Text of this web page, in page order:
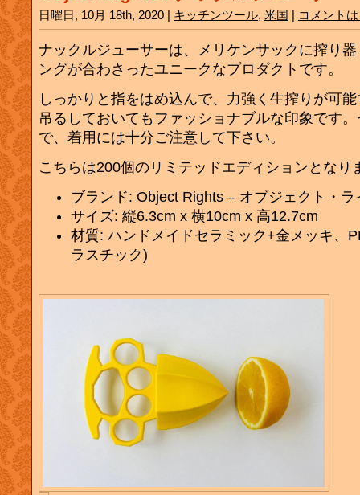
日曜日, 10月 18th, 2020 | キッチンツール, 米国 | コメント
ナックルジューサーは、メリケンサックに搾り
ングが合わさったユニークなプロダクトです。
しっかりと指をはめ込んで、力強く生搾りが可
吊るしておいてもファッショナブルな印象です
で、着用には十分ご注意して下さい。
こちらは200個のリミテッドエディションとなり
ブランド: Object Rights – オブジェクト・
サイズ: 縦6.3cm x 横10cm x 高12.7cm
材質: ハンドメイドセラミック+金メッキ、
ラスチック)